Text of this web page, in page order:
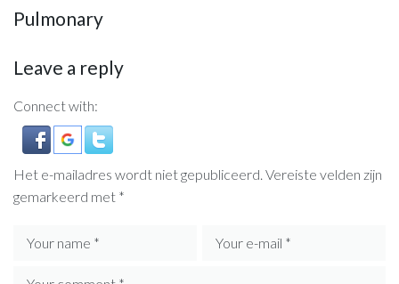
Pulmonary
Leave a reply
Connect with:
Het e-mailadres wordt niet gepubliceerd. Vereiste velden zijn
gemarkeerd met *